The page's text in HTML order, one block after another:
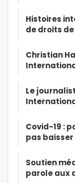
Histoires
de droits
Christian
Le
Covid-19 :
pas
Soutien
parole aux